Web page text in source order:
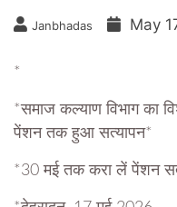
Janbhadas May
*
*समाज कल्याण विभाग का
पेंशन तक हुआ सत्यापन*
*30 मई तक करा लें पेंशन